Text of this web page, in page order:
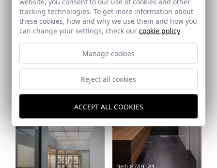
Ref: 8739_28
Ref: 8739_29
Ref: 8739_31
tracking technologies. To get more information about
these cookies, how and why we use them and how you
can change your settings, check our cookie policy.
Manage cookies
Reject all cookies
ACCEPT ALL COOKIES